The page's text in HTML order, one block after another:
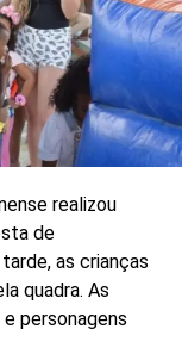
realizou
de
as crianças
quadra. As
personagens